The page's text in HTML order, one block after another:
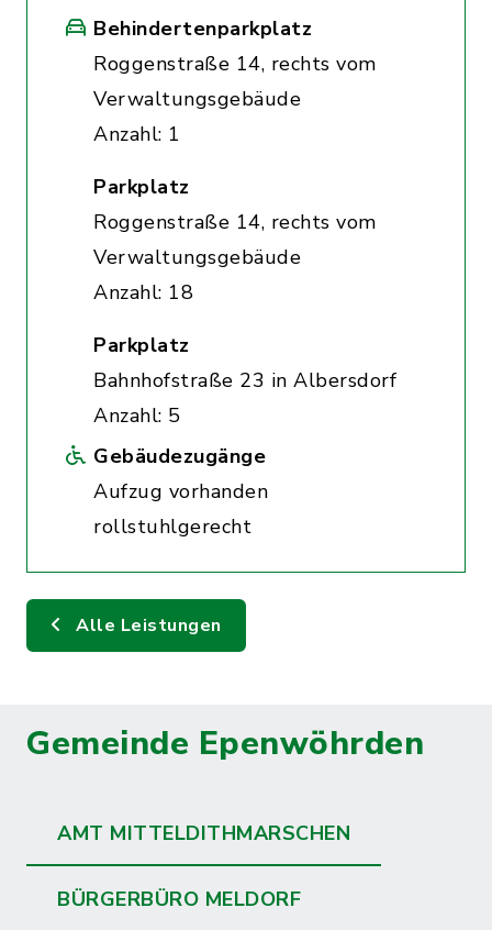
Behindertenparkplatz
Roggenstraße 14, rechts vom
Verwaltungsgebäude
Anzahl: 1
Parkplatz
Roggenstraße 14, rechts vom
Verwaltungsgebäude
Anzahl: 18
Parkplatz
Bahnhofstraße 23 in Albersdorf
Anzahl: 5
Gebäudezugänge
Aufzug vorhanden
rollstuhlgerecht
Alle Leistungen
Gemeinde Epenwöhrden
AMT MITTELDITHMARSCHEN
BÜRGERBÜRO MELDORF